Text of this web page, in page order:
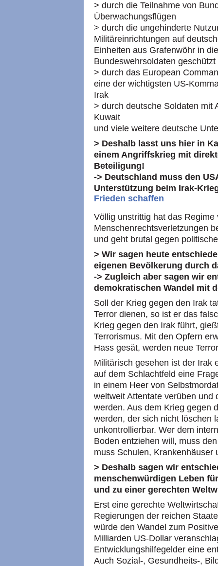
> durch die Teilnahme von
Überwachungsflügen
> durch die ungehinderte
Militäreinrichtungen auf
Einheiten aus Grafenwöhr in
Bundeswehrsoldaten geschützt
> durch das European
eine der wichtigsten US-
Irak
> durch deutsche Soldaten mit
Kuwait
und viele weitere deutsche
> Deshalb lasst uns hier in
einem Angriffskrieg mit
Beteiligung!
-> Deutschland muss den
Unterstützung beim Irak-
Frieden schaffen
Völlig unstrittig hat das
Menschenrechtsverletzungen
und geht brutal gegen
> Wir sagen heute
eigenen Bevölkerung durch
-> Zugleich aber sagen wir
demokratischen Wandel mit
Soll der Krieg gegen den Irak
Terror dienen, so ist er das
Krieg gegen den Irak führt,
Terrorismus. Mit den Opfern
Hass gesät, werden neue
Militärisch gesehen ist der Irak
auf dem Schlachtfeld eine
in einem Heer von
weltweit Attentate verüben und
werden. Aus dem Krieg gegen
werden, der sich nicht löschen
unkontrollierbar. Wer dem
Boden entziehen will, muss
muss Schulen, Krankenhäuser
> Deshalb sagen wir
menschenwürdigen Leben
und zu einer gerechten
Erst eine gerechte
Regierungen der reichen
würde den Wandel zum
Milliarden US-Dollar
Entwicklungshilfegelder eine
Auch Sozial-, Gesundheits-,